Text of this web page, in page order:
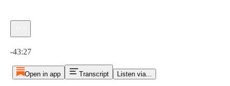
-43:27
Open in app Transcript Listen via...